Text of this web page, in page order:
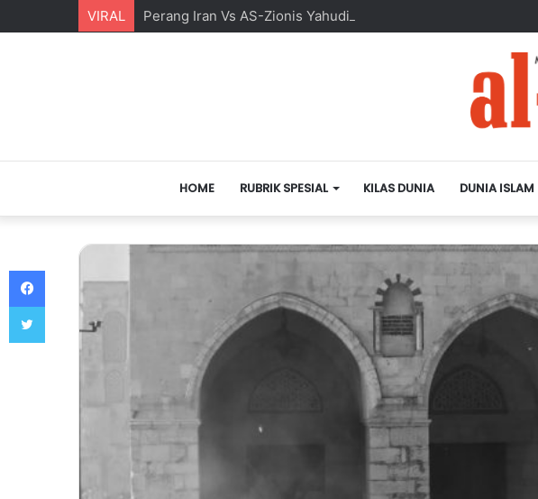
VIRAL Perang Iran Vs AS-Zionis Yahudi dan Masa Depan Dunia Islam
HOME RUBRIK SPESIAL KILAS DUNIA DUNIA ISLAM
Twitter